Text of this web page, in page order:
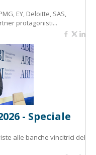
EY, Deloitte, SAS,
protagonisti...
- Speciale
alle banche vincitrici del